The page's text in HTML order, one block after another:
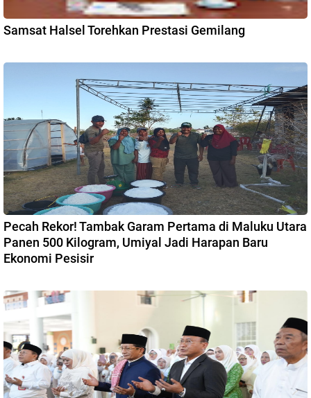
Samsat Halsel Torehkan Prestasi Gemilang
Pecah Rekor! Tambak Garam Pertama di Maluku Utara
Panen 500 Kilogram, Umiyal Jadi Harapan Baru
Ekonomi Pesisir